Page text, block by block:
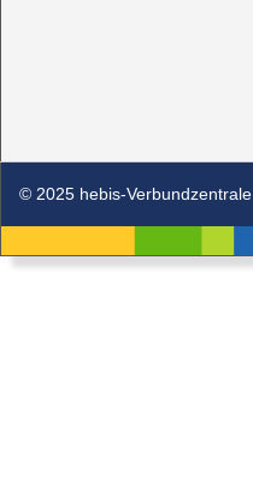
© 2025 hebis-Verbundzentrale